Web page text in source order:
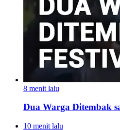
8 menit lalu
Dua Warga Ditembak
10 menit lalu